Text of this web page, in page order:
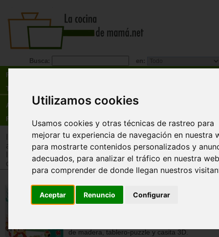
Utilizamos cookies
Usamos cookies y otras técnicas de rastreo para
mejorar tu experiencia de navegación en nuestra
para mostrarte contenidos personalizados y
adecuados, para analizar el tráfico en nuestra
para comprender de donde llegan nuestros
Aceptar Renuncio Configurar
Busca: en:
Recetas
Tienda
Actualidad
Registro
>Tienda>Juguetes infantiles>Juguetes por edad>
años
Tienda > Juguetes infantiles > Juguetes por tipo
cooperativos
Caperucita roja. Juego
Jumbo
de madera, tablero-puzzle y casita 3D.